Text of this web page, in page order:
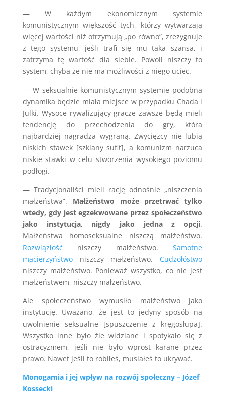
— W każdym ekonomicznym systemie
komunistycznym większość tych, którzy wytwarzają
więcej wartości niż otrzymują „po równo”, zrezygnuje
z tego systemu, jeśli trafi się mu taka szansa, i
zatrzyma tę wartość dla siebie. Powoli niszczy to
system, chyba że nie ma możliwości z niego uciec.
— W seksualnie komunistycznym systemie podobna
dynamika będzie miała miejsce w przypadku Chada i
Julki. Wysoce rywalizujący gracze zawsze będą mieli
tendencję do przechodzenia do gry, która
najbardziej nagradza wygraną. Zwycięzcy nie lubią
niskich stawek [szklany sufit], a komunizm narzuca
niskie stawki w celu stworzenia wysokiego poziomu
podłogi.
— Tradycjonaliści mieli rację odnośnie „niszczenia
małżeństwa”. Małżeństwo może przetrwać tylko
wtedy, gdy jest egzekwowane przez społeczeństwo
jako instytucja, nigdy jako jedna z opcji.
Małżeństwa homoseksualne niszczą małżeństwo.
Rozwiązłość niszczy małżeństwo.Samotne
macierzyństwoniszczy małżeństwo. Cudzołóstwo
niszczy małżeństwo. Ponieważ wszystko, co nie jest
małżeństwem, niszczy małżeństwo.
Ale społeczeństwo wymusiło małżeństwo jako
instytucję. Uważano, że jest to jedyny sposób na
uwolnienie seksualne [spuszczenie z kręgosłupa].
Wszystko inne było źle widziane i spotykało się z
ostracyzmem, jeśli nie było wprost karane przez
prawo. Nawet jeśli to robiłeś, musiałeś to ukrywać.
Monogamia i jej wpływ na rozwój społeczny – Józef
Kossecki